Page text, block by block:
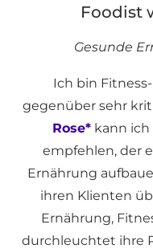
Foodist
Gesunde
Ich bin
gegenüber sehr
Rose*kann ich
empfehlen, der
Ernährung
ihren Klienten
Ernährung,
durchleuchtet ihre